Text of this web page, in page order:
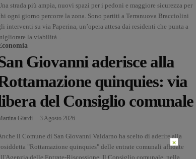
strada più ampia, nuovi spazi per i pedoni e maggiore sicurezza per
ogni giorno percorre la zona. Sono partiti a Terranuova Bracciolini
interventi su via Paperina, un’opera attesa dai residenti che punta a
la viabilità...
Giovanni aderisce alla
quinquies: via
del Consiglio comunale
Giardi 3 Agosto 2026
il Comune di San Giovanni Valdarno ha scelto di aderire alla
"Rottamazione quinquies" delle entrate comunali affidate
delle Entrate-Riscossione. Il Consiglio comunale, nella
×